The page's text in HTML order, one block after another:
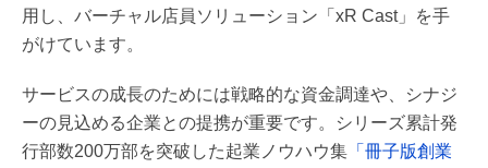
用し、バーチャル店員ソリューション「xR Cast」を手
がけています。
サービスの成長のためには戦略的な資金調達や、シナジ
ーの見込める企業との提携が重要です。シリーズ累計発
行部数200万部を突破した起業ノウハウ集 「冊子版創業